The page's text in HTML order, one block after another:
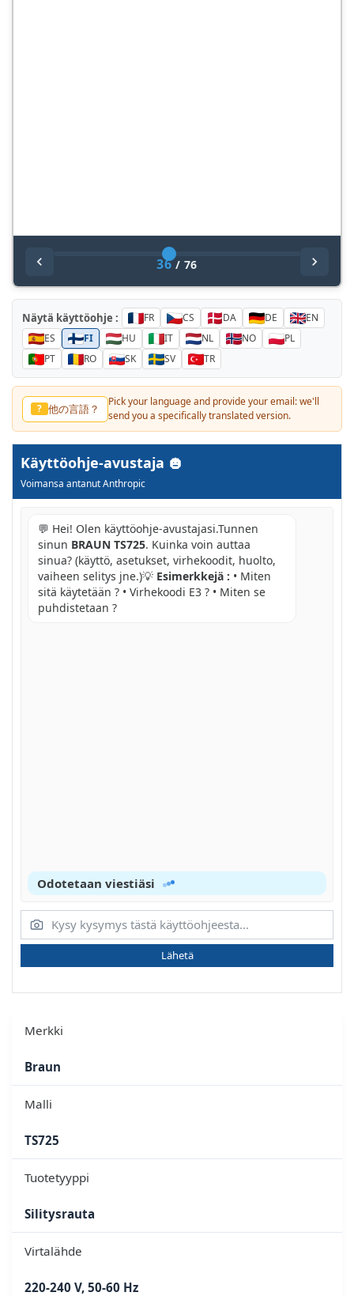
36/ 76
Näytä käyttöohje : FR CS DA DE
EN
ES
FI HU IT NL NO
PL
PT
RO SK SV TR
? 他の言語？
Pick your language and provide your email: we'll
send you a specifically translated version.
Käyttöohje-avustaja
Voimansa antanut Anthropic
💬 Hei! Olen käyttöohje-avustajasi.Tunnen
sinun BRAUN TS725. Kuinka voin auttaa
sinua? (käyttö, asetukset, virhekoodit, huolto,
vaiheen selitys jne.)💡 Esimerkkejä : • Miten
sitä käytetään ? • Virhekoodi E3 ? • Miten se
puhdistetaan ?
Odotetaan viestiäsi
Lähetä
Merkki
Braun
Malli
TS725
Tuotetyyppi
Silitysrauta
Virtalähde
220-240 V, 50-60 Hz